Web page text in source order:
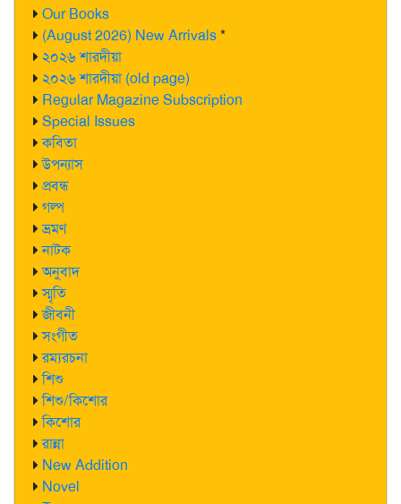
Our Books
(August 2026) New Arrivals*
২০২৬ শারদীয়া
২০২৬ শারদীয়া (old page)
Regular Magazine Subscription
Special Issues
কবিতা
উপন্যাস
প্রবন্ধ
গল্প
ভ্রমণ
নাটক
অনুবাদ
স্মৃতি
জীবনী
সংগীত
রম্যরচনা
শিশু
শিশু/কিশোর
কিশোর
রান্না
New Addition
Novel